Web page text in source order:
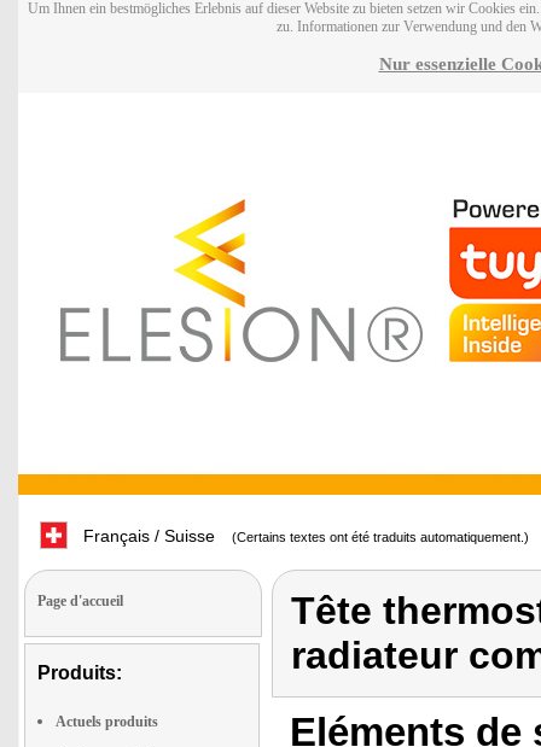
Um Ihnen ein bestmögliches Erlebnis auf dieser Website zu bieten setzen wir Cookies
zu. Informationen zur Verwendung und den
Nur essenzielle
Français / Suisse (Certains textes ont été traduits automatiquement.)
Page d'accueil
Produits:
Actuels produits
Tête
radiateur
Eléments